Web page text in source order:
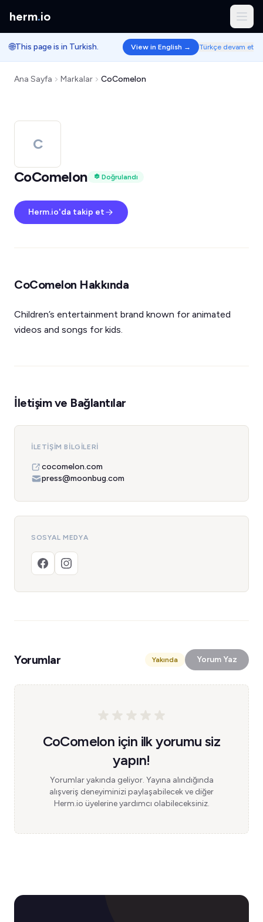
herm.io
🌐This page is in Turkish. View in English → Türkçe devam et
Ana Sayfa Markalar CoComelon
C
CoComelon
Doğrulandı
Herm.io'da takip et
CoComelon Hakkında
Children’s entertainment brand known for animated
videos and songs for kids.
İletişim ve Bağlantılar
İLETIŞIM BILGILERI
cocomelon.com
press@moonbug.com
SOSYAL MEDYA
Yorumlar Yakında Yorum Yaz
CoComelon için ilk yorumu siz
yapın!
Yorumlar yakında geliyor. Yayına alındığında
alışveriş deneyiminizi paylaşabilecek ve diğer
Herm.io üyelerine yardımcı olabileceksiniz.